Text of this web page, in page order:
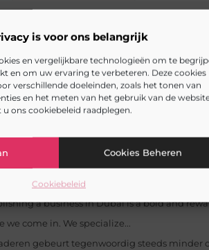
is voor ons belangrijk
en vergelijkbare technologieën om te
en om uw ervaring te verbeteren. Deze cookies
verschillende doeleinden, zoals het tonen van
en het meten van het gebruik van de
ons cookiebeleid raadplegen.
Cookies Beheren
Cookiebeleid
maken Een lange dienst op de
zijn allang niet...
Dat is vaak een drukke periode in je
kappers die zich hebben
u last van een rioolprobleem en bent u
a business in Dubai is a bold and
come in. We specialize...
gebeurt tegenwoordig steeds minder